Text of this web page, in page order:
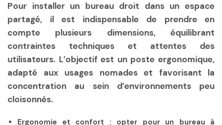
Pour installer un bureau droit dans un espace
partagé, il est indispensable de prendre en
compte plusieurs dimensions, équilibrant
contraintes techniques et attentes des
utilisateurs. L’objectif est un poste ergonomique,
adapté aux usages nomades et favorisant la
concentration au sein d’environnements peu
cloisonnés.
Ergonomie et confort : opter pour un bureau à